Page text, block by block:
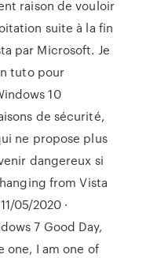
raison de vouloir
suite à la fin
par Microsoft. Je
tuto pour
10
de sécurité,
ne propose plus
dangereux si
from Vista
05/2020 ·
7 Good Day,
one, I am one of